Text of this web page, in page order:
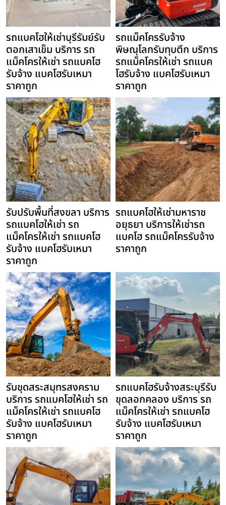
รถแบคโฮให้เช่าบุรีรัมย์รับ
ตอกเสาเข็ม บริการ รถ
แม็คโครให้เช่า รถแบคโฮ
รับจ้าง แบคโฮรับเหมา
ราคาถูก
รถแม็คโครรับจ้าง
พิษณุโลกรับทุบตึก บริการ
รถแม็คโครให้เช่า รถแบค
โฮรับจ้าง แบคโฮรับเหมา
ราคาถูก
รับปรับพื้นที่สงขลา บริการ
รถแบคโฮให้เช่า รถ
แม็คโครให้เช่า รถแบคโฮ
รับจ้าง แบคโฮรับเหมา
ราคาถูก
รถแบคโฮให้เช่ามหาราช
อยุธยา บริการให้เช่ารถ
แบคโฮ รถแม็คโครรับจ้าง
ราคาถูก
รับขุดสระสมุทรสงคราม
บริการ รถแบคโฮให้เช่า รถ
แม็คโครให้เช่า รถแบคโฮ
รับจ้าง แบคโฮรับเหมา
ราคาถูก
รถแบคโฮรับจ้างสระบุรีรับ
ขุดลอกคลอง บริการ รถ
แม็คโครให้เช่า รถแบคโฮ
รับจ้าง แบคโฮรับเหมา
ราคาถูก